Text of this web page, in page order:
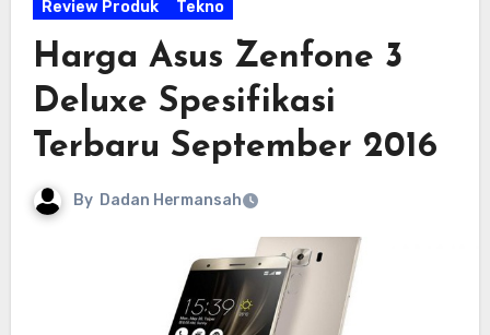
Review Produk Tekno
Harga Asus Zenfone 3
Deluxe Spesifikasi
Terbaru September 2016
By Dadan Hermansah